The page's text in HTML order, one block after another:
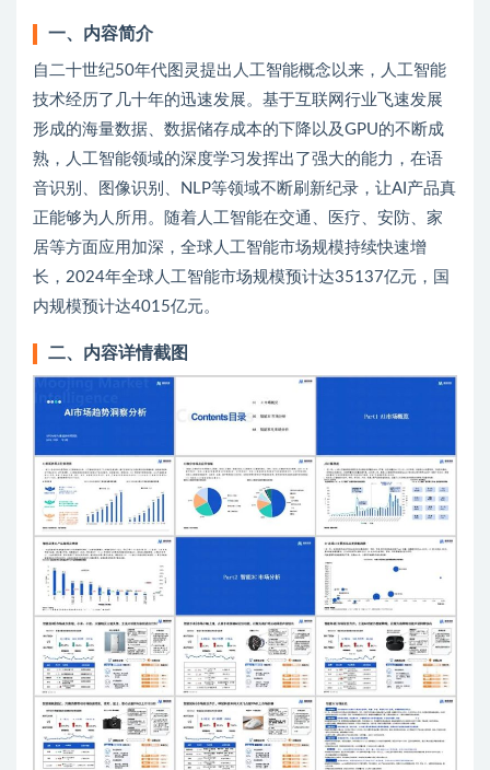
一、内容简介
自二十世纪50年代图灵提出人工智能概念以来，人工智能
技术经历了几十年的迅速发展。基于互联网行业飞速发展
形成的海量数据、数据储存成本的下降以及GPU的不断成
熟，人工智能领域的深度学习发挥出了强大的能力，在语
音识别、图像识别、NLP等领域不断刷新纪录，让AI产品真
正能够为人所用。随着人工智能在交通、医疗、安防、家
居等方面应用加深，全球人工智能市场规模持续快速增
长，2024年全球人工智能市场规模预计达35137亿元，国
内规模预计达4015亿元。
二、内容详情截图